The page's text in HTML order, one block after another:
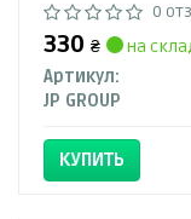
0
330 ₴
на
Артикул:
JP GROUP
КУПИТЬ